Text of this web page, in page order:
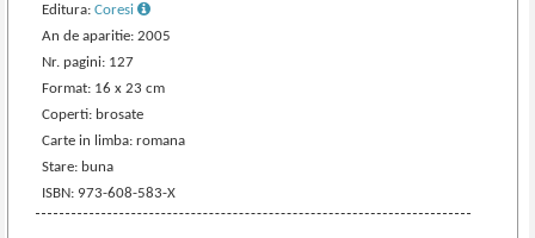
Editura:Coresi
An de aparitie: 2005
Nr. pagini: 127
Format: 16 x 23 cm
Coperti: brosate
Carte in limba: romana
Stare: buna
ISBN: 973-608-583-X